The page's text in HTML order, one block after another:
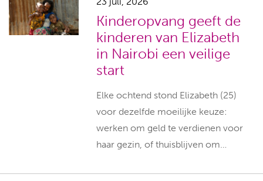
Kinderopvang geeft de
kinderen van Elizabeth
in Nairobi een veilige
start
Elke ochtend stond Elizabeth (25)
voor dezelfde moeilijke keuze:
werken om geld te verdienen voor
haar gezin, of thuisblijven om…